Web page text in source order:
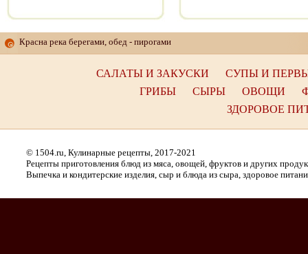
Красна река берегами, обед - пирогами
САЛАТЫ И ЗАКУСКИ
СУПЫ И
ГРИБЫ
СЫРЫ ОВОЩИ
ЗДОРОВОЕ
© 1504.ru, Кулинарные рецепты, 2017-2021
Рецепты приготовления блюд из мяса, овощей, фруктов и других
Выпечка и кондитерские изделия, сыр и блюда из сыра, здоровое